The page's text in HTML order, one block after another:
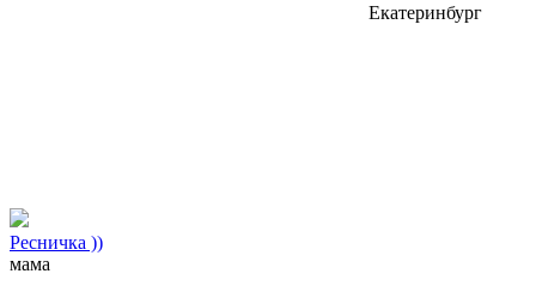
Екатеринбург
Ресничка ))
мама